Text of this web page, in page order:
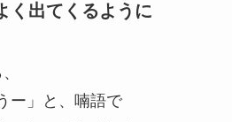
く出てくるように
ー」と、喃語で